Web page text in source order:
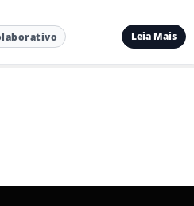
Leia Mais